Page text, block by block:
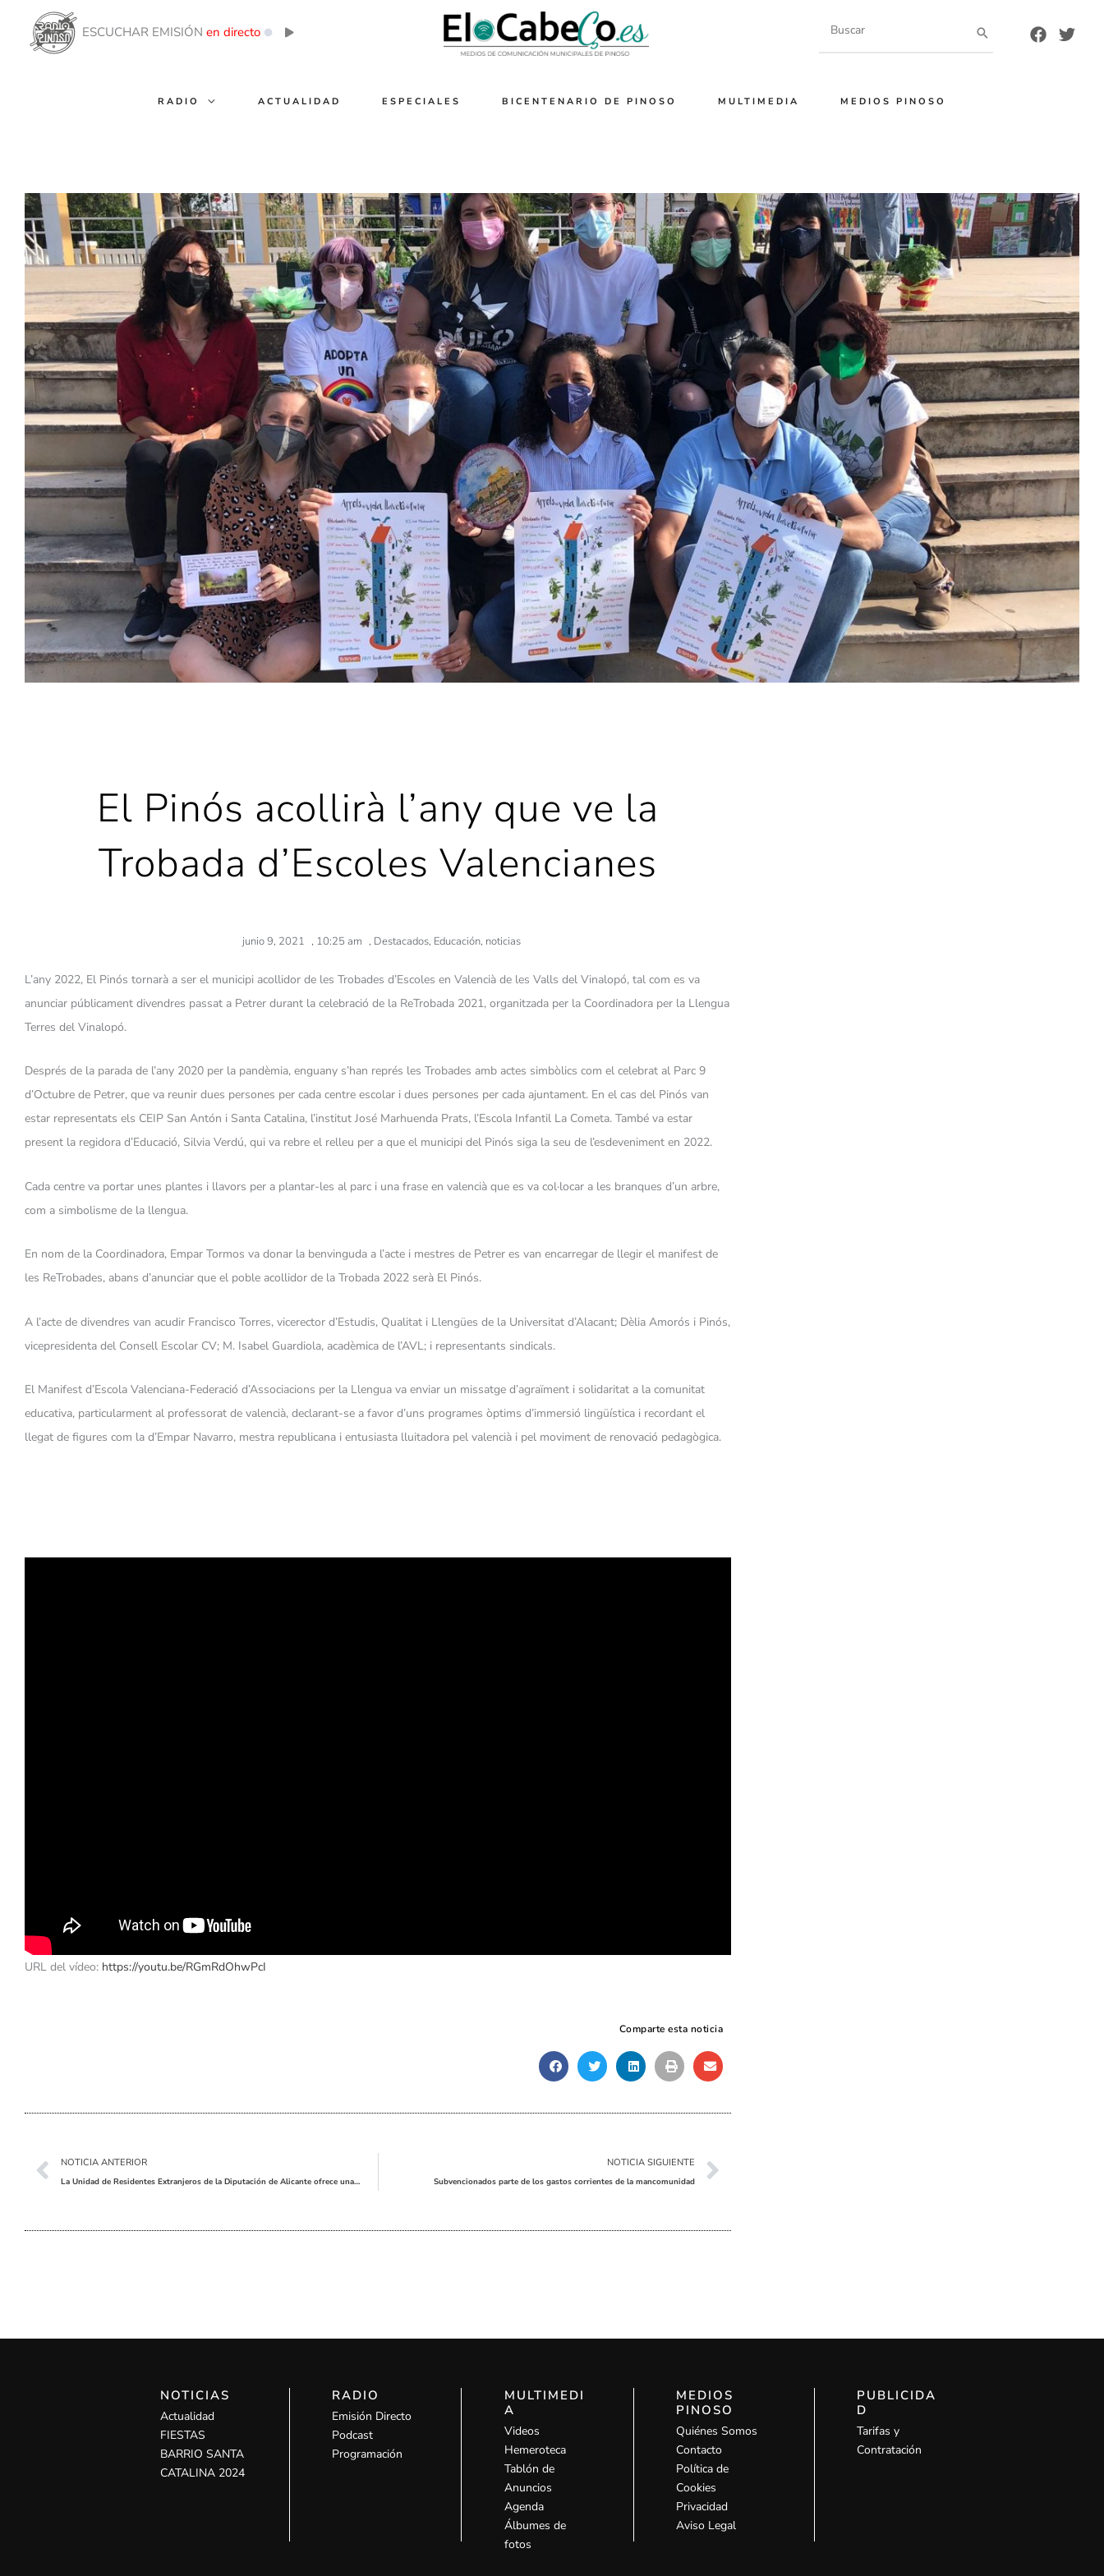
contenido
ESCUCHAR EMISIÓN en directo
por:
RADIO ACTUALIDAD ESPECIALES BICENTENARIO DE PINOSO MULTIMEDIA MEDIOS PINOSO
El Pinós acollirà l’any que ve la
Trobada d’Escoles Valencianes
junio 9, 2021 , 10:25 am , Destacados, Educación, noticias
L’any 2022, El Pinós tornarà a ser el municipi acollidor de les Trobades d’Escoles en Valencià de les Valls del Vinalopó, tal com es va
anunciar públicament divendres passat a Petrer durant la celebració de la ReTrobada 2021, organitzada per la Coordinadora per la Llengua
Terres del Vinalopó.
Després de la parada de l’any 2020 per la pandèmia, enguany s’han représ les Trobades amb actes simbòlics com el celebrat al Parc 9
d’Octubre de Petrer, que va reunir dues persones per cada centre escolar i dues persones per cada ajuntament. En el cas del Pinós van
estar representats els CEIP San Antón i Santa Catalina, l’institut José Marhuenda Prats, l’Escola Infantil La Cometa. També va estar
present la regidora d’Educació, Silvia Verdú, qui va rebre el relleu per a que el municipi del Pinós siga la seu de l’esdeveniment en 2022.
Cada centre va portar unes plantes i llavors per a plantar-les al parc i una frase en valencià que es va col·locar a les branques d’un arbre,
com a simbolisme de la llengua.
En nom de la Coordinadora, Empar Tormos va donar la benvinguda a l’acte i mestres de Petrer es van encarregar de llegir el manifest de
les ReTrobades, abans d’anunciar que el poble acollidor de la Trobada 2022 serà El Pinós.
A l’acte de divendres van acudir Francisco Torres, vicerector d’Estudis, Qualitat i Llengües de la Universitat d’Alacant; Dèlia Amorós i Pinós,
vicepresidenta del Consell Escolar CV; M. Isabel Guardiola, acadèmica de l’AVL; i representants sindicals.
El Manifest d’Escola Valenciana-Federació d’Associacions per la Llengua va enviar un missatge d’agraïment i solidaritat a la comunitat
educativa, particularment al professorat de valencià, declarant-se a favor d’uns programes òptims d’immersió lingüística i recordant el
llegat de figures com la d’Empar Navarro, mestra republicana i entusiasta lluitadora pel valencià i pel moviment de renovació pedagògica.
URL del vídeo: https://youtu.be/RGmRdOhwPcI
Comparte esta noticia
AntNOTICIA ANTERIOR
La Unidad de Residentes Extranjeros de la Diputación de Alicante ofrece una nueva edición de su curso de castellano online para extranjeros
NOTICIA SIGUIENTE
Subvencionados parte de los gastos corrientes de la mancomunidad
Siguiente
NOTICIAS
Actualidad
FIESTAS
BARRIO SANTA
CATALINA 2024
RADIO
Emisión Directo
Podcast
Programación
MULTIMEDI
A
Videos
Hemeroteca
Tablón de
Anuncios
Agenda
Álbumes de
fotos
MEDIOS
PINOSO
Quiénes Somos
Contacto
Política de
Cookies
Privacidad
Aviso Legal
PUBLICIDA
D
Tarifas y
Contratación